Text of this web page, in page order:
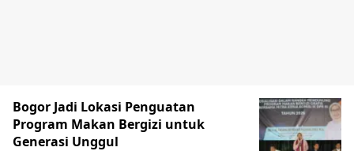
Bogor Jadi Lokasi Penguatan
Program Makan Bergizi untuk
Generasi Unggul